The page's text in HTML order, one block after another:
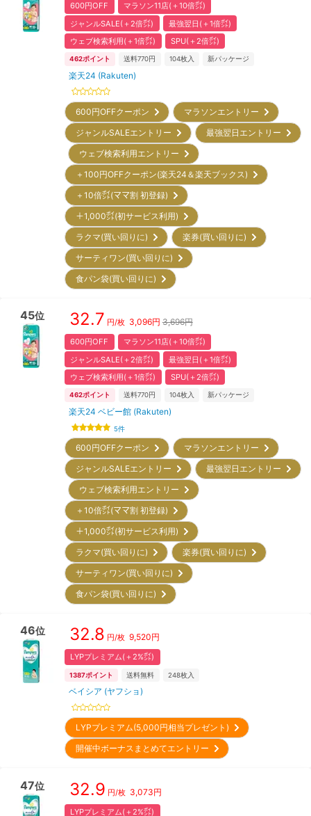
600円OFF
マラソン11店(＋10倍㌽)
ジャンルSALE(＋2倍㌽)
最強翌日(＋1倍㌽)
ウェブ検索利用(＋1倍㌽)
SPU(＋2倍㌽)
462ポイント 送料770円 104枚入 新パッケージ
楽天24 (Rakuten)
600円OFFクーポン
マラソンエントリー
ジャンルSALEエントリー
最強翌日エントリー
ウェブ検索利用エントリー
＋100円OFFクーポン(楽天24＆楽天ブックス)
＋10倍㌽(ママ割 初登録)
＋1,000㌽(初サービス利用)
ラクマ(買い回りに)
楽券(買い回りに)
サーティワン(買い回りに)
食パン袋(買い回りに)
45位 32.7 円/枚 3,096円 3,696円
600円OFF
マラソン11店(＋10倍㌽)
ジャンルSALE(＋2倍㌽)
最強翌日(＋1倍㌽)
ウェブ検索利用(＋1倍㌽)
SPU(＋2倍㌽)
462ポイント 送料770円 104枚入 新パッケージ
楽天24 ベビー館 (Rakuten)
5件
600円OFFクーポン
マラソンエントリー
ジャンルSALEエントリー
最強翌日エントリー
ウェブ検索利用エントリー
＋10倍㌽(ママ割 初登録)
＋1,000㌽(初サービス利用)
ラクマ(買い回りに)
楽券(買い回りに)
サーティワン(買い回りに)
食パン袋(買い回りに)
46位 32.8 円/枚 9,520円
LYPプレミアム(＋2%㌽)
1387ポイント 送料無料 248枚入
ベイシア (ヤフショ)
LYPプレミアム(5,000円相当プレゼント)
開催中ボーナスまとめてエントリー
47位 32.9 円/枚 3,073円
LYPプレミアム(＋2%㌽)